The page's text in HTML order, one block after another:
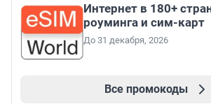
Интернет в 180+
роуминга и сим-карт
До 31 декабря, 2026
Все промокоды